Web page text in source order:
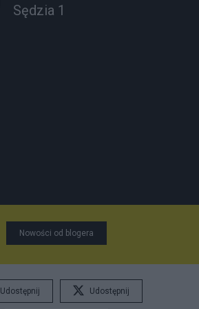
Sędzia 1
Nowości od blogera
Udostępnij Udostępnij